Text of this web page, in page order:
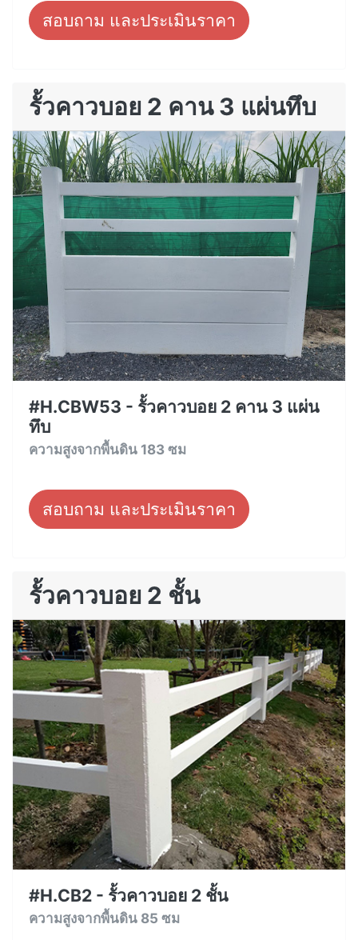
สอบถาม และประเมินราคา
รั้วคาวบอย 2 คาน 3 แผ่นทึบ
#H.CBW53 - รั้วคาวบอย 2 คาน 3 แผ่น
ทึบ
ความสูงจากพื้นดิน 183 ซม
สอบถาม และประเมินราคา
รั้วคาวบอย 2 ชั้น
#H.CB2 - รั้วคาวบอย 2 ชั้น
ความสูงจากพื้นดิน 85 ซม